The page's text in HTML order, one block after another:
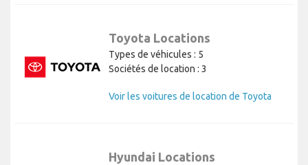
Toyota Locations
Types de véhicules : 5
Sociétés de location : 3
Voir les voitures de location de Toyota
Hyundai Locations